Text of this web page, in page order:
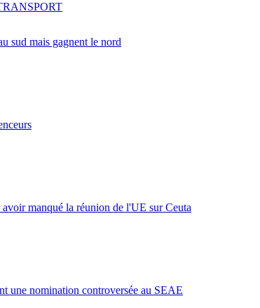
sud mais gagnent le nord
manqué la réunion de l'UE sur Ceuta
une nomination controversée au SEAE